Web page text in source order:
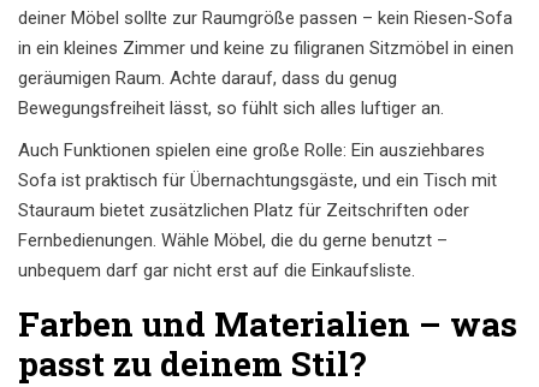
deiner Möbel sollte zur Raumgröße passen – kein Riesen-Sofa
in ein kleines Zimmer und keine zu filigranen Sitzmöbel in einen
geräumigen Raum. Achte darauf, dass du genug
Bewegungsfreiheit lässt, so fühlt sich alles luftiger an.
Auch Funktionen spielen eine große Rolle: Ein ausziehbares
Sofa ist praktisch für Übernachtungsgäste, und ein Tisch mit
Stauraum bietet zusätzlichen Platz für Zeitschriften oder
Fernbedienungen. Wähle Möbel, die du gerne benutzt –
unbequem darf gar nicht erst auf die Einkaufsliste.
Farben und Materialien – was
passt zu deinem Stil?